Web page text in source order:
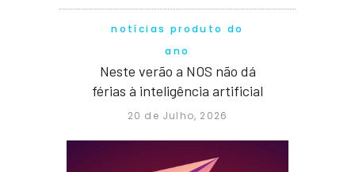
notícias produto do
ano
Neste verão a NOS não dá
férias à inteligência artificial
20 de Julho, 2026